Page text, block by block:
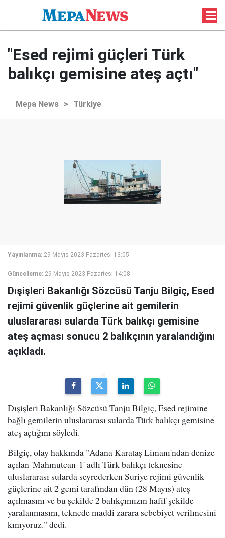
"Esed rejimi güçleri Türk
balıkçı gemisine ateş açtı"
Mepa News > Türkiye
Yayınlanma: 29 Mayıs 2023 Pazartesi 13:05
Güncelleme: 29 Mayıs 2023 Pazartesi 14:08
Dışişleri Bakanlığı Sözcüsü Tanju Bilgiç, Esed
rejimi güvenlik güçlerine ait gemilerin
uluslararası sularda Türk balıkçı gemisine
ateş açması sonucu 2 balıkçının yaralandığını
açıkladı.
Dışişleri Bakanlığı Sözcüsü Tanju Bilgiç, Esed rejimine
bağlı gemilerin uluslararası sularda Türk balıkçı gemisine
ateş açtığını söyledi.
Bilgiç, olay hakkında "Adana Karataş Limanı'ndan denize
açılan 'Mahmutcan-1' adlı Türk balıkçı teknesine
uluslararası sularda seyrederken Suriye rejimi güvenlik
güçlerine ait 2 gemi tarafından dün (28 Mayıs) ateş
açılmasını ve bu şekilde 2 balıkçımızın hafif şekilde
yaralanmasını, teknede maddi zarara sebebiyet verilmesini
kınıyoruz." dedi.